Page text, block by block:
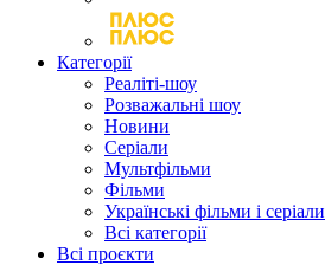
Категорії
Реаліті-шоу
Розважальні шоу
Новини
Серіали
Мультфільми
Фільми
Українські фільми і серіали
Всі категорії
Всі проєкти